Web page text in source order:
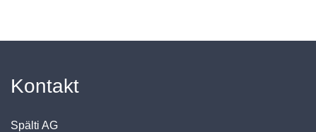
Kontakt
Spälti AG